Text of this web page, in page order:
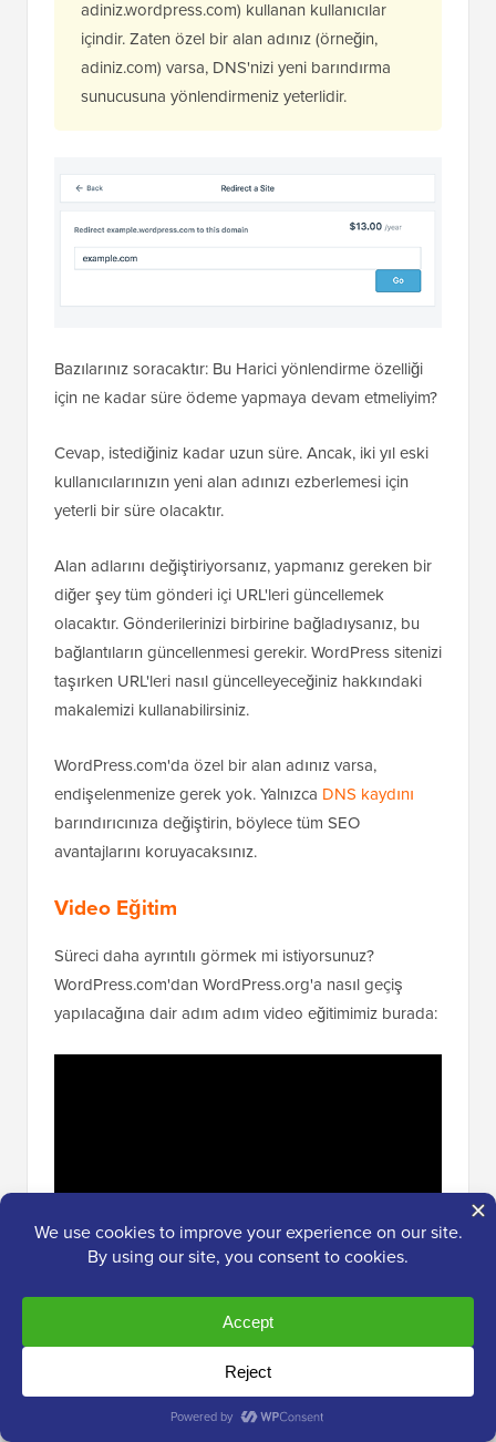
adiniz.wordpress.com) kullanan kullanıcılar
içindir. Zaten özel bir alan adınız (örneğin,
adiniz.com) varsa, DNS'nizi yeni barındırma
sunucusuna yönlendirmeniz yeterlidir.
Bazılarınız soracaktır: Bu Harici yönlendirme özelliği
için ne kadar süre ödeme yapmaya devam etmeliyim?
Cevap, istediğiniz kadar uzun süre. Ancak, iki yıl eski
kullanıcılarınızın yeni alan adınızı ezberlemesi için
yeterli bir süre olacaktır.
Alan adlarını değiştiriyorsanız, yapmanız gereken bir
diğer şey tüm gönderi içi URL'leri güncellemek
olacaktır. Gönderilerinizi birbirine bağladıysanız, bu
bağlantıların güncellenmesi gerekir. WordPress sitenizi
taşırken URL'leri nasıl güncelleyeceğiniz hakkındaki
makalemizi kullanabilirsiniz.
WordPress.com'da özel bir alan adınız varsa,
endişelenmenize gerek yok. Yalnızca DNS kaydını
barındırıcınıza değiştirin, böylece tüm SEO
avantajlarını koruyacaksınız.
Video Eğitim
Süreci daha ayrıntılı görmek mi istiyorsunuz?
WordPress.com'dan WordPress.org'a nasıl geçiş
yapılacağına dair adım adım video eğitimimiz burada: